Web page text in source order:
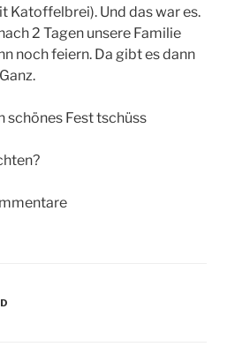
Katoffelbrei). Und das war es.
2 Tagen unsere Familie
noch feiern. Da gibt es dann
schönes Fest tschüss